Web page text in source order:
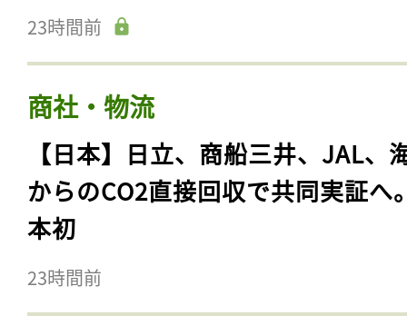
23時間前
商社・物流
【日本】日立、商船三井、JAL、
からのCO2直接回収で共同実証へ
本初
23時間前